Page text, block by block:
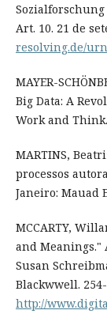
Sozialforschung
Art. 10. 21 de
resolving.de/
MAYER-
Big Data: A
Work and
MARTINS,
processos
Janeiro: Mauad
MCCARTY,
and Meanings."
Susan
Blackwwell.
http://